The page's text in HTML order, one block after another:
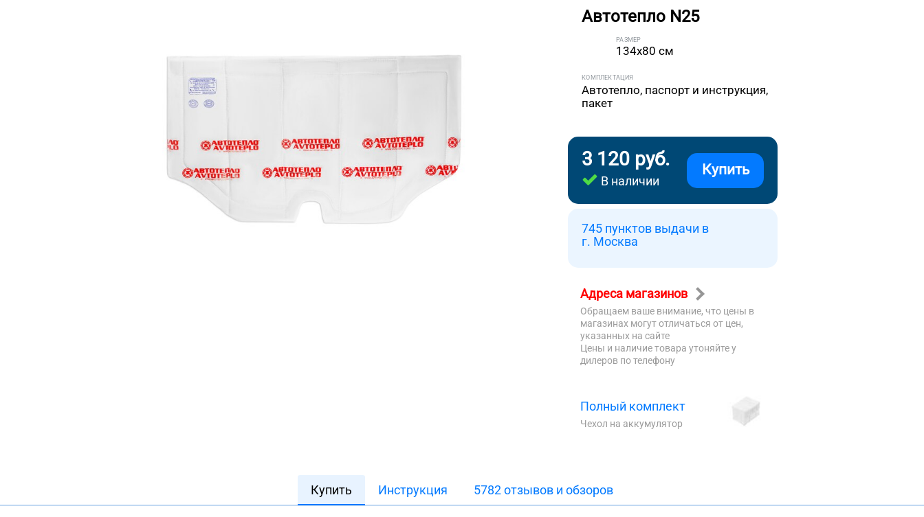
Автотепло N25
РАЗМЕР
134x80 см
КОМПЛЕКТАЦИЯ
Автотепло, паспорт и инструкция,
пакет
3 120 руб.
В наличии
Купить
745 пунктов выдачи в
г. Москва
Адреса магазинов
Обращаем ваше внимание, что цены в
магазинах могут отличаться от цен,
указанных на сайте
Цены и наличие товара утоняйте у
дилеров по телефону
Полный комплект
Чехол на аккумулятор
Купить Инструкция 5782 отзывов и обзоров